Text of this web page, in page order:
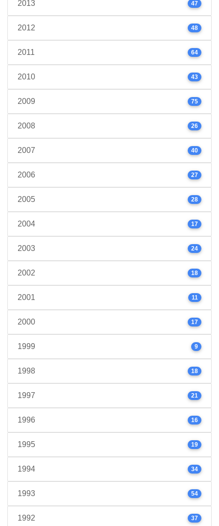
2013 47
2012 48
2011 64
2010 43
2009 75
2008 26
2007 40
2006 27
2005 28
2004 17
2003 24
2002 18
2001 11
2000 17
1999 9
1998 18
1997 21
1996 16
1995 19
1994 34
1993 54
1992 37